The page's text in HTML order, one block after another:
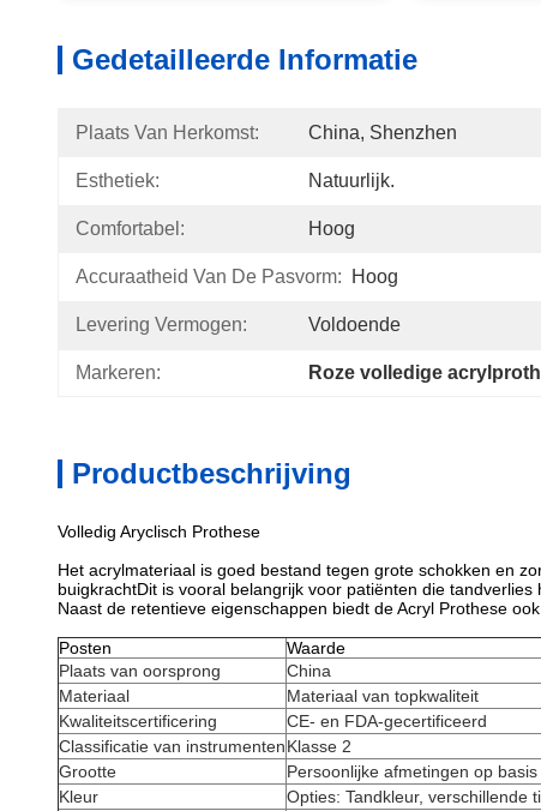
Gedetailleerde Informatie
Plaats Van Herkomst: China, Shenzhen
Esthetiek: Natuurlijk.
Comfortabel: Hoog
Accuraatheid Van De Pasvorm: Hoog
Levering Vermogen: Voldoende
Markeren: Roze volledige
Productbeschrijving
Volledig Aryclisch Prothese
Het acrylmateriaal is goed bestand tegen grote schokken en
buigkrachtDit is vooral belangrijk voor patiënten die
Naast de retentieve eigenschappen biedt de Acryl Prothese
Posten
Waarde
Plaats van oorsprong
China
Materiaal
Materiaal van topkwaliteit
Kwaliteitscertificering
CE- en FDA-gecertificeerd
Classificatie van instrumentenKlasse 2
Grootte
Persoonlijke afmetingen op
Kleur
Opties: Tandkleur, verschillende